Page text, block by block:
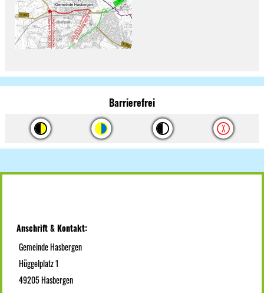
Barrierefrei
Anschrift & Kontakt:
Gemeinde Hasbergen
Hüggelplatz 1
49205 Hasbergen